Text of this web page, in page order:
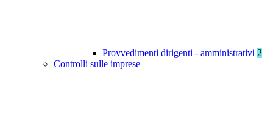
Provvedimenti dirigenti - amministrativi 2
Controlli sulle imprese